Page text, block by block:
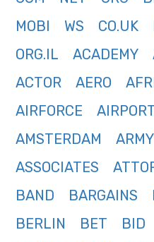
MOBI
WS CO.UK
ORG.IL
ACADEMY
ACTOR
AERO
AIRFORCE
AMSTERDAM
ARMY
ASSOCIATES
BAND
BARGAINS
BERLIN
BET BID